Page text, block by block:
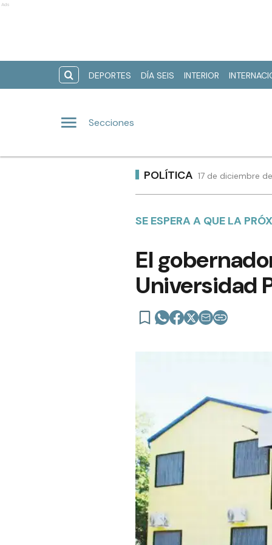
Ads
DEPORTES DÍA SEIS INTERIOR
Secciones
POLÍTICA 17 de diciembre
SE ESPERA A QUE LA
El
Universidad